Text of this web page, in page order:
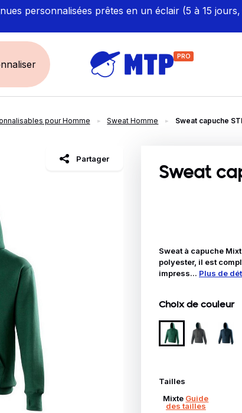
personnalisées prêtes en un éclair (5 à 15
PRO
UNIVERS
Santé - Bien-être Made in Europe
pour Homme Sweat Homme Sweat capuche
Sweat
Sweat à capuche
polyester, il est
impress... Plus de
Choix de couleur
Tailles
Mixte Guide
des tailles
Partager